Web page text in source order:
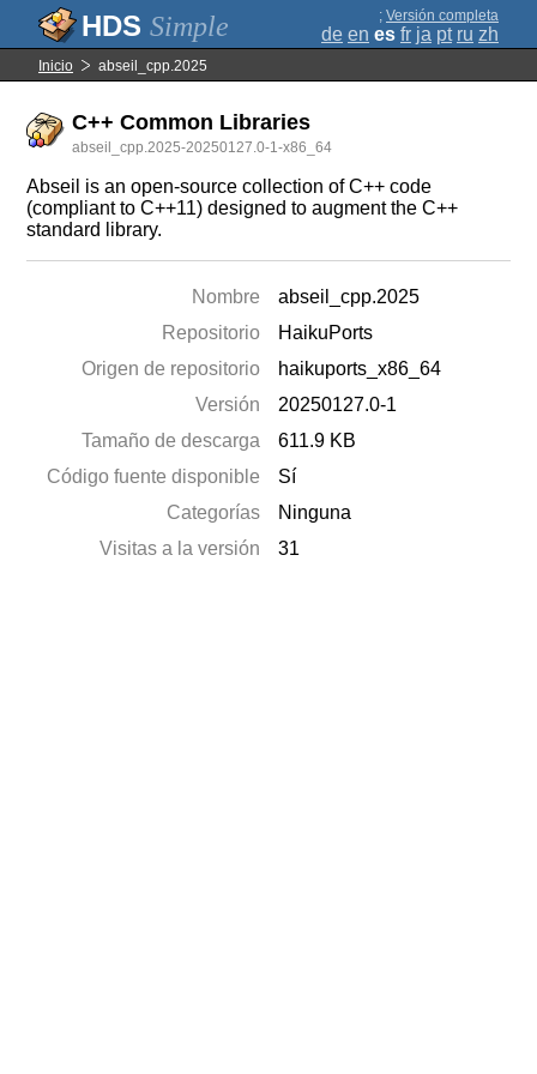
Simple ; Versión completa
de en es fr ja pt ru zh
Inicio abseil_cpp.2025
C++ Common Libraries
abseil_cpp.2025-20250127.0-1-x86_64
Abseil is an open-source collection of C++ code
(compliant to C++11) designed to augment the C++
standard library.
Nombre
abseil_cpp.2025
Repositorio
HaikuPorts
Origen de repositorio
haikuports_x86_64
Versión
20250127.0-1
Tamaño de descarga
611.9 KB
Código fuente disponible
Sí
Categorías
Ninguna
Visitas a la versión
31